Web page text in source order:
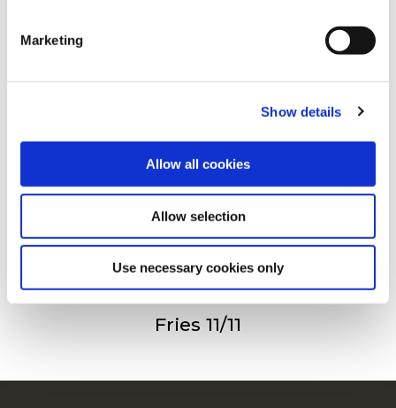
For additional information, you can view our
Global
Marketing
Show details
Allow all cookies
Allow selection
Use necessary cookies only
Mások ezeket is megnézték
Steakhouse Fries
Crinkle Fries
Fries 11/11